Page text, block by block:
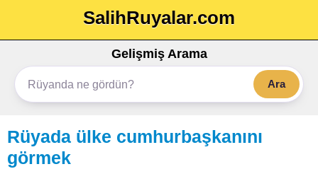
SalihRuyalar.com
Gelişmiş Arama
Ara
Rüyada ülke cumhurbaşkanını
görmek